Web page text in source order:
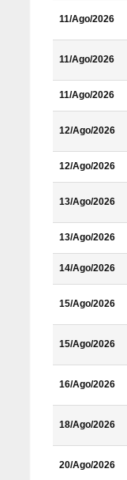
11/Ago/2026
11/Ago/2026
11/Ago/2026
12/Ago/2026
12/Ago/2026
13/Ago/2026
13/Ago/2026
14/Ago/2026
15/Ago/2026
15/Ago/2026
16/Ago/2026
18/Ago/2026
20/Ago/2026